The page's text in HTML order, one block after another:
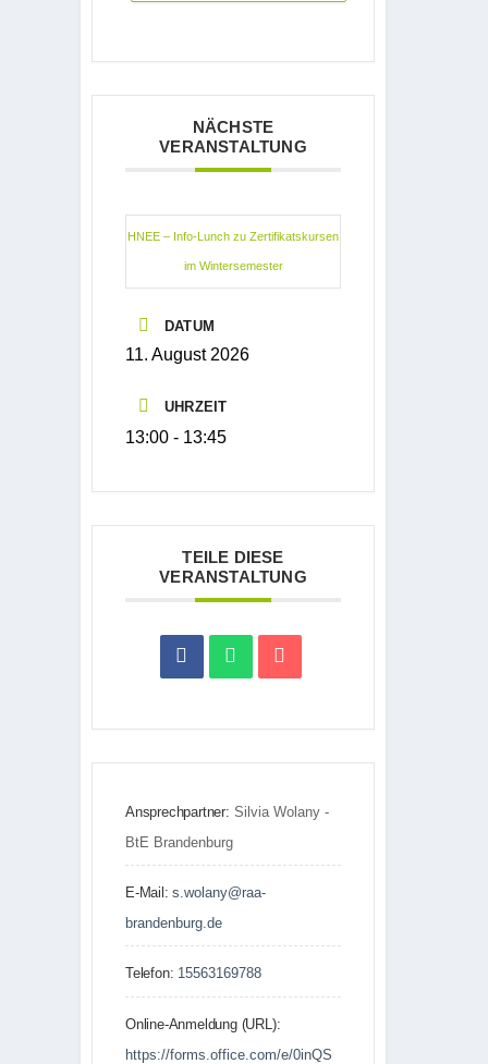
NÄCHSTE
VERANSTALTUNG
HNEE – Info-Lunch zu Zertifikatskursen
im Wintersemester
DATUM
11. August 2026
UHRZEIT
13:00 - 13:45
TEILE DIESE
VERANSTALTUNG
Ansprechpartner: Silvia Wolany -
BtE Brandenburg
E-Mail:s.wolany@raa-
brandenburg.de
Telefon: 15563169788
Online-Anmeldung (URL):
https://forms.office.com/e/0inQS